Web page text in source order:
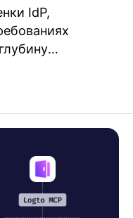
IdP,
которых
с одним
MCP Server